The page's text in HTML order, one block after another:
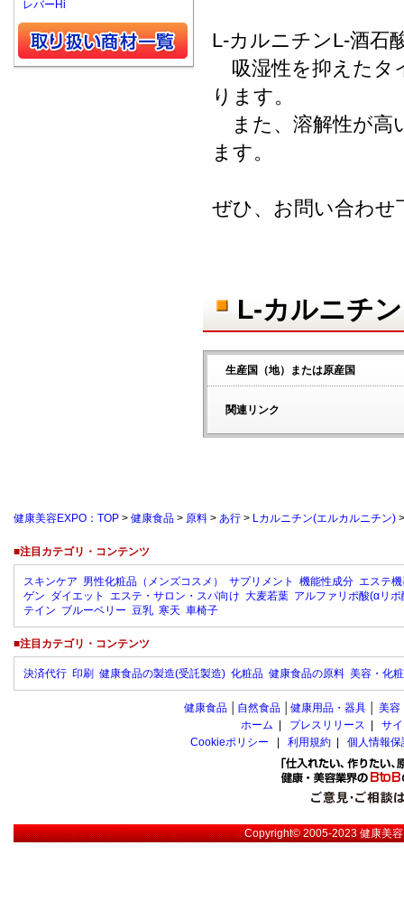
L-カルニチンL-酒石
吸湿性を抑えたタ
ります。
また、溶解性が高
ます。
ぜひ、お問い合わせ
L-カルニチ
生産国（地）または原産国
関連リンク
レバーHi
健康美容EXPO：TOP > 健康食品 > 原料 > あ行 > Lカルニチン(エルカルニチン)
■注目カテゴリ・コンテンツ
スキンケア 男性化粧品（メンズコスメ） サプリメント 機能性成分 エステ
ゲン ダイエット エステ・サロン・スパ向け 大麦若葉 アルファリポ酸(αリポ
テイン ブルーベリー 豆乳 寒天 車椅子
■注目カテゴリ・コンテンツ
決済代行 印刷 健康食品の製造(受託製造) 化粧品 健康食品の原料 美容・化
健康食品 自然食品 健康用品・器具 美容
ホーム
プレスリリース
サ
Cookieポリシー
利用規約 個人情報
Copyright© 2005-2023健康美